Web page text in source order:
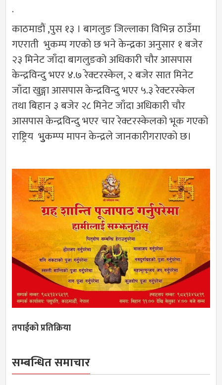
.
काठमाडाैं ,पुस १३ । बागलुङ जिल्लाका विभिन्न ठाउँमा
गएराती भुकम्प गएकाे छ भने केन्द्रका अनुसार १ बजेर
२३ मिनेट जाँदा बागलुङको अधिकारी चौर आसपास
केन्द्रविन्दु भएर ४.७ रेक्टरस्केल, २ बजेर सात मिनेट
जाँदा खुङ्गा आसपास केन्द्रविन्दु भएर ५.३ रेक्टरस्केल
तथा बिहान ३ बजेर २८ मिनेट जाँदा अधिकारी चौर
आसपास केन्द्रविन्दु भएर चार रेक्टरस्केलको भूक गएकाे
राष्ट्रिय भुुुकम्प्प मापन केन्द्रले जानकारीगराएकाे छ।
तपाईको प्रतिक्रिया
सम्बन्धित समाचार